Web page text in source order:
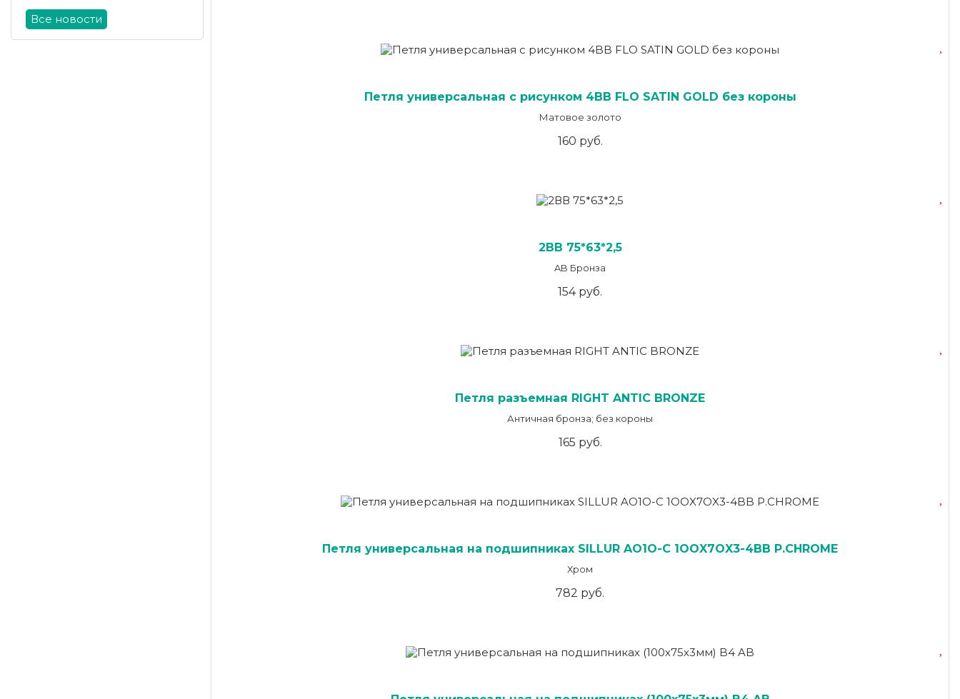
Все новости
Петля универсальная с рисунком 4BB FLO SATIN GOLD без короны
Матовое золото
160 руб.
2ВВ 75*63*2,5
AB Бронза
154 руб.
Петля разъемная RIGHT ANTIC BRONZE
Античная бронза; без короны
165 руб.
Петля универсальная на подшипниках SILLUR AO1O-C 1OOX7OX3-4BB P.CHROME
Хром
782 руб.